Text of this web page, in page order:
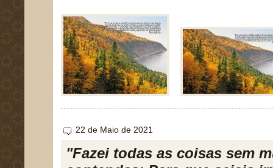
22 de Maio de 2021
"Fazei todas as coisas sem